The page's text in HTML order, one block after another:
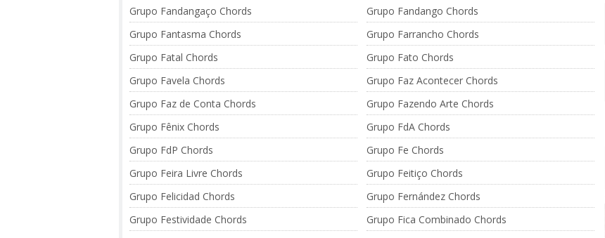
Grupo Fandangaço Chords
Grupo Fandango Chords
Grupo Fantasma Chords
Grupo Farrancho Chords
Grupo Fatal Chords
Grupo Fato Chords
Grupo Favela Chords
Grupo Faz Acontecer Chords
Grupo Faz de Conta Chords
Grupo Fazendo Arte Chords
Grupo Fênix Chords
Grupo FdA Chords
Grupo FdP Chords
Grupo Fe Chords
Grupo Feira Livre Chords
Grupo Feitiço Chords
Grupo Felicidad Chords
Grupo Fernández Chords
Grupo Festividade Chords
Grupo Fica Combinado Chords